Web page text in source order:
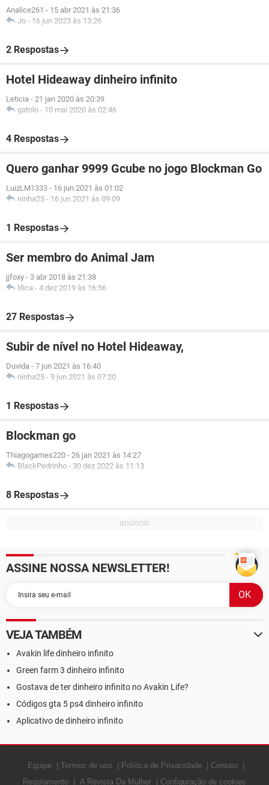
Analice261 - 15 abr 2021 às 21:36
Jo - 16 jun 2023 às 13:26
2 Respostas
Hotel Hideaway dinheiro infinito
Leticia - 21 jan 2020 às 20:39
gatolo - 10 mai 2020 às 02:46
4 Respostas
Quero ganhar 9999 Gcube no jogo Blockman Go
LuizLM1333 - 16 jun 2021 às 01:02
ninha25 - 16 jun 2021 às 09:09
1 Respostas
Ser membro do Animal Jam
jjfoxy - 3 abr 2018 às 21:38
lilica - 4 dez 2019 às 16:56
27 Respostas
Subir de nível no Hotel Hideaway,
Duvida - 7 jun 2021 às 16:40
ninha25 - 9 jun 2021 às 07:20
1 Respostas
Blockman go
Thiagogames220 - 26 jan 2021 às 14:27
BlackPedrinho - 30 dez 2022 às 11:13
8 Respostas
ASSINE NOSSA NEWSLETTER!
VEJA TAMBÉM
Avakin life dinheiro infinito
Green farm 3 dinheiro infinito
Gostava de ter dinheiro infinito no Avakin Life?
Códigos gta 5 ps4 dinheiro infinito
Aplicativo de dinheiro infinito
Equipe Termos de uso Política de Privacidade
Contato
Regulamento
A Revista Da Mulher Configuração de cookies